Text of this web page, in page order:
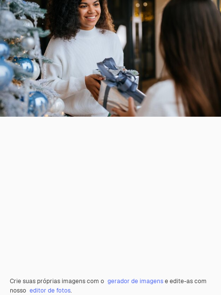
Crie suas próprias imagens com o gerador de imagense edite-as com
nosso editor de fotos.